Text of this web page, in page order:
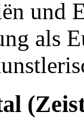
und
als